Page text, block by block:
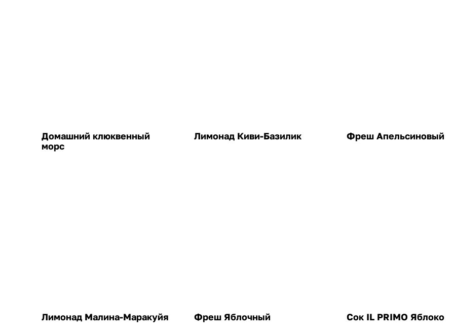
Домашний клюквенный
морс
Лимонад Киви-Базилик Фреш Апельсиновый
Лимонад Малина-Маракуйя Фреш Яблочный Сок IL PRIMO Яблоко